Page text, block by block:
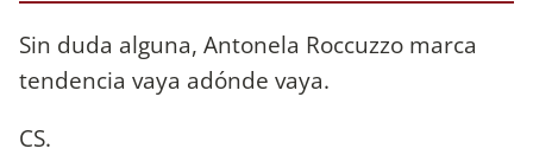
Sin duda alguna, Antonela Roccuzzo marca
tendencia vaya adónde vaya.
CS.